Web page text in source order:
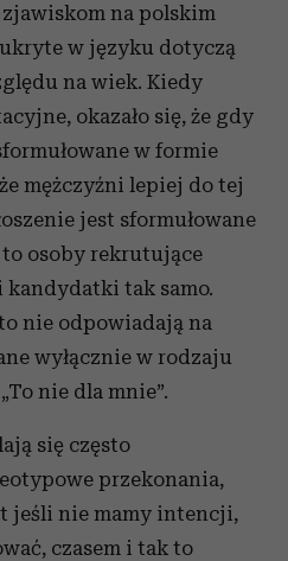
na polskim
w języku dotyczą
na wiek. Kiedy
okazało się, że gdy
w formie
mężczyźni lepiej do tej
jest sformułowane
osoby rekrutujące
tak samo.
nie odpowiadają na
wyłącznie w rodzaju
nie dla mnie”.
się często
przekonania,
jeśli nie mamy intencji,
czasem i tak to